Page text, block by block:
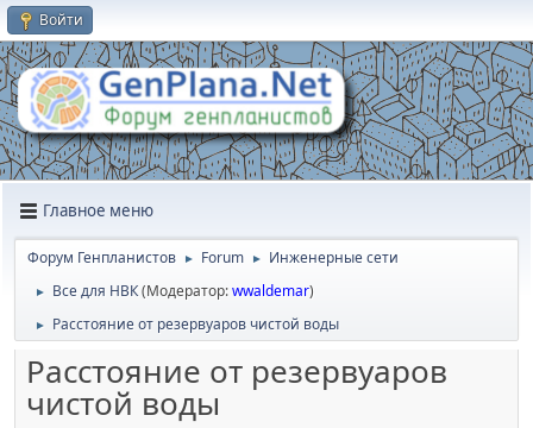
Войти
Главное меню
Форум Генпланистов ► Forum ► Инженерные сети
► Все для НВК(Модератор:wwaldemar)
► Расстояние от резервуаров чистой воды
Расстояние от резервуаров
чистой воды